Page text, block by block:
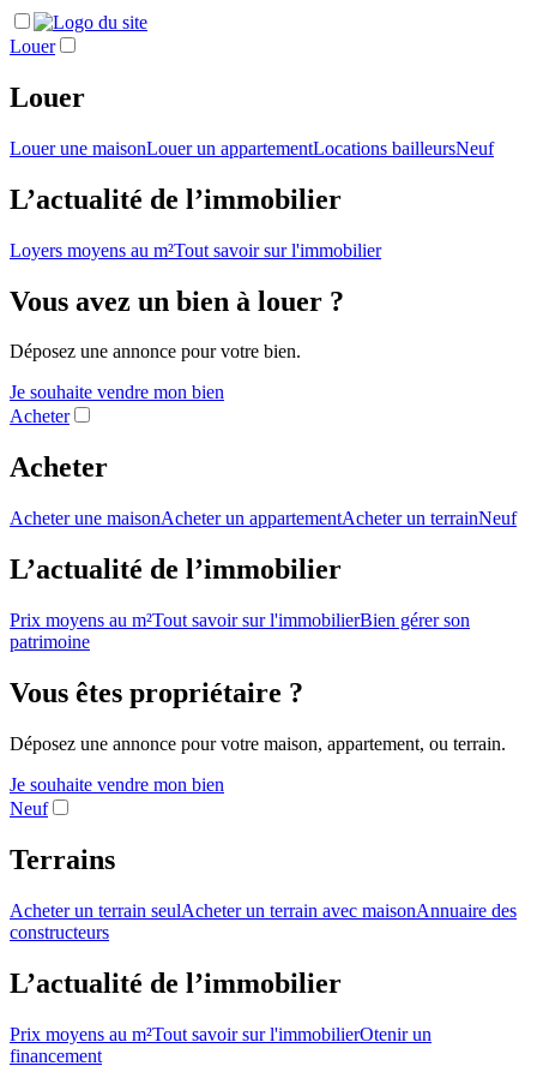
Louer
Louer
Louer une maisonLouer un appartementLocations bailleursNeuf
L’actualité de l’immobilier
Loyers moyens au m²Tout savoir sur l'immobilier
Vous avez un bien à louer ?
Déposez une annonce pour votre bien.
Je souhaite vendre mon bien
Acheter
Acheter
Acheter une maisonAcheter un appartementAcheter un terrainNeuf
L’actualité de l’immobilier
Prix moyens au m²Tout savoir sur l'immobilierBien gérer son
patrimoine
Vous êtes propriétaire ?
Déposez une annonce pour votre maison, appartement, ou terrain.
Je souhaite vendre mon bien
Neuf
Terrains
Acheter un terrain seulAcheter un terrain avec maisonAnnuaire des
constructeurs
L’actualité de l’immobilier
Prix moyens au m²Tout savoir sur l'immobilierOtenir un
financement